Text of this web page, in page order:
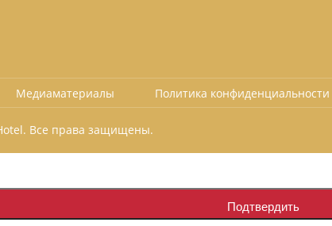
Медиаматериалы Политика конфиденциальности
Все права защищены.
Подтвердить